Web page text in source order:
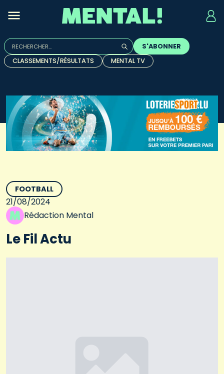
Rechercher :
Quand les résultats de l'auto-complétion sont
S'ABONNER
CLASSEMENTS/RÉSULTATS
MENTAL TV
FOOTBALL
21/08/2024
Rédaction Mental
Le Fil Actu